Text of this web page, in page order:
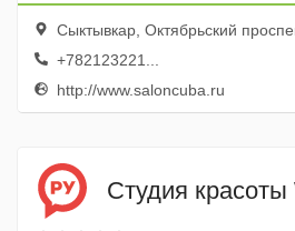
Сыктывкар, Октябрьский
+782123221...
http://www.saloncuba.ru
Студия